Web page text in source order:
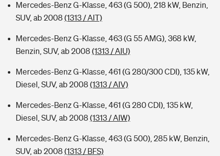
Mercedes-Benz G-Klasse, 463 (G 500), 218 kW, Benzin,
SUV, ab 2008 (1313 / AIT)
Mercedes-Benz G-Klasse, 463 (G 55 AMG), 368 kW,
Benzin, SUV, ab 2008 (1313 / AIU)
Mercedes-Benz G-Klasse, 461 (G 280/300 CDI), 135 kW,
Diesel, SUV, ab 2008 (1313 / AIV)
Mercedes-Benz G-Klasse, 461 (G 280 CDI), 135 kW,
Diesel, SUV, ab 2008 (1313 / AIW)
Mercedes-Benz G-Klasse, 463 (G 500), 285 kW, Benzin,
SUV, ab 2008 (1313 / BFS)